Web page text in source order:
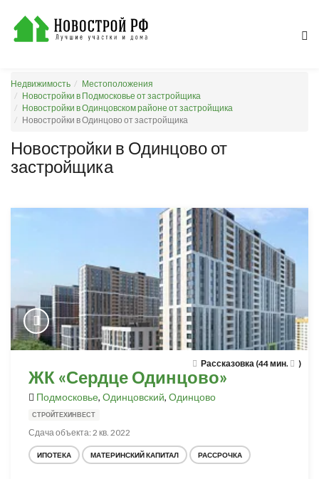
Недвижимость
Местоположения
Новостройки в Подмосковье от застройщика
Новостройки в Одинцовском районе от застройщика
Новостройки в Одинцово от застройщика
Новостройки в Одинцово от
застройщика
Рассказовка (44 мин. )
ЖК «Сердце Одинцово»
Подмосковье, Одинцовский, Одинцово
СТРОЙТЕХИНВЕСТ
Сдача объекта: 2 кв. 2022
ИПОТЕКА МАТЕРИНСКИЙ КАПИТАЛ РАССРОЧКА